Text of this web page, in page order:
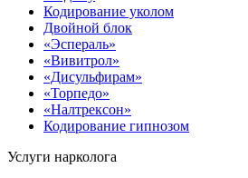
Кодирование уколом
Двойной блок
«Эспераль»
«Вивитрол»
«Дисульфирам»
«Торпедо»
«Налтрексон»
Кодирование гипнозом
Услуги нарколога